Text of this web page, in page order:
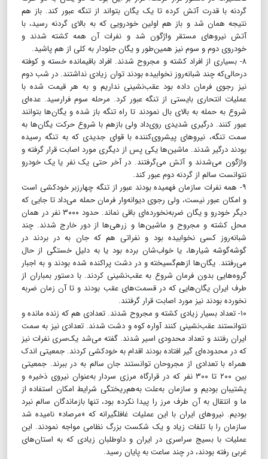
گردنه با قدرت آتش کرده تا یک یگان بتواند از تنگه عبور کند. باز هم
نتیجه همان شد و باز هم اولین خودرویی که به بالای گردنه رسید، با
آتش نیروهای مستقر واژگون شد و نفرات آن همه کشته شدند و
خودروی دوم و سوم نیز همین‌طور و یگان جلودار به کلی از هم پاشید.
۸- بسیاری از افراد کشته و مجروح شدند. افراد باقیمانده خسته و کوفته
درحالی‌که چند شبانه‌روز نخوابیده بودند توان زیادی نداشتند. در شب دوم
نیز رجوی فرمان داده بود عقب‌نشینی نداریم و به هر قیمت شده با
عملیات انتحاری بایستی از تنگه عبور کرد. مرحله سوم فرارسید. عده‌ای
شروع به حمله به بالای بال نمودند تا راه تنگه باز شده و یگان‌ها بتوانند
عبور کنند. درگیری شدیدی روی‌داد ولی بازهم با شروع حرکت یگان‌ها به
سمت تنگه، نیروهای پیشروی‌کننده با قوای جدیدی که به تنگه رسیده
بودند درگیر شدند. ماشین‌ها یکی پس از دیگری مورد اصابت قرار گرفته و
واژگون می‌شدند و آتش می‌گرفتند. در آخر حتى یک نفر یا یک خودرو
نتوانست سالم از گردنه دوم عبور کند.
۹- همه نفرات سازمان فهمیده بودند عبور از تنگه چهارزبر خودکشی است
و امکان عبور نیست، ولی رجوی دیوانه‌وار فرمان حمله می‌داد تا جایی که
دیگر خودرو و یگان ضربه‌نخورده‌ای باقی نماند. حدود ۳۰۰۰ نفر در همان
محل کشته و مجروح و ماشین‌ها و زرهی‌ها از دور خارج شدند. چند
شبانه‌روز کسی نخوابیده بود و نفراتی هم که جان به در بردند در
گوشه‌گوشه‌ شیارها، یا خواب‌شان برده بود یا به دلیل خستگی از حال
می‌رفتند. یگان‌ها ازهم‌گسیخته و در دشت پراکنده شده بودند و به اجبار
گروه‌هایی بدون فرمان شروع به عقب‌نشینی کردند. با دستور بمباران از
طرف ایران یگان‌هایی که در قسمت‌های عقب بودند و تا آن زمان ضربه
نخورده بودند نیز مورد اصابت قرار گرفتند.
۱۰- تعداد بسیار زیادی کشته و مجروح شدند. تعدادی هم که زنده مانده و
نتوانستند عقب‌نشینی کنند آواره کوه و دشت شدند. تعدادی نیز به سمت
ایران رفتند و تعداد محدودی اسیر شدند. گفته می‌شد یک‌سری نفرات نیز
که در محدوده‌ای گیر افتاده بودند اقدام به خودکشی کردند. جمعیتی اندک
همراه با تعدادی از مجروحان توانستند جان سالم به در ببرند. جمعیتی
بین ۲۰۰ تا ۳۰۰ نفر که در قرارگاه مرزی سردار به‌عنوان نیروی ذخیره و
پشتیبان بودیم و سازمان به‌علت به‌هم‌ریختگی شرایط امکان استفاده از
ما و انتقال به آن طرف مرز را پیدا نکرده بود، تنها بازماندگان سالم نبرد
بودیم. نیروهای ایران با این عملیات غافلگیرانه که «مرصاد» نامیده شد
سازمان را با تلفات زیاد و یک شکست بزرگ نظامی مواجه نمودند. این
عملیات با بسیج سراسری در ایران و داوطلبان زیادی که به استان‌های
غربی رفته بودند، در چند ساعت به پایان رسید.